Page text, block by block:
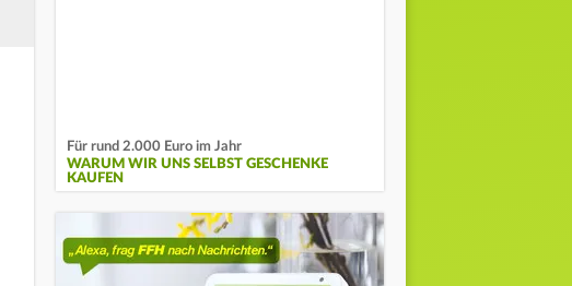
Für rund 2.000 Euro im Jahr
WARUM WIR UNS SELBST GESCHENKE
KAUFEN